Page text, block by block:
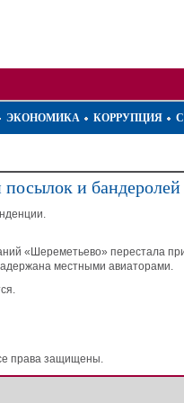
ЭКОНОМИКА КОРРУПЦИЯ
и бандеролей
«Шереметьево»
местными авиаторами.
права защищены.